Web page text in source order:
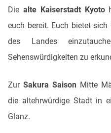
Die alte Kaiserstadt Kyoto
euch bereit. Euch bietet
des Landes
Sehenswürdigkeiten zu
Zur Sakura Saison Mitte
die altehrwürdige Stadt in
Glanz.